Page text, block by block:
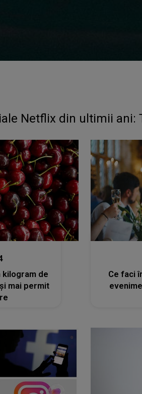
Netflix din ultimii ani:
kilogram de
mai permit
Ce faci